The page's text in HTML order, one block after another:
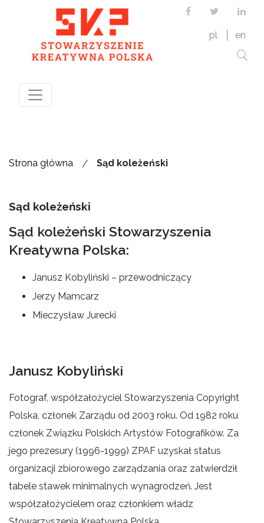
FacebookTwitter
pl en
Strona główna / Sąd koleżeński
Sąd koleżeński
Sąd koleżeński Stowarzyszenia
Kreatywna Polska:
Janusz Kobyliński – przewodniczący
Jerzy Mamcarz
Mieczysław Jurecki
Janusz Kobyliński
Fotograf, współzałożyciel Stowarzyszenia Copyright
Polska, członek Zarządu od 2003 roku. Od 1982 roku
członek Związku Polskich Artystów Fotografików. Za
jego prezesury (1996-1999) ZPAF uzyskał status
organizacji zbiorowego zarządzania oraz zatwierdził
tabele stawek minimalnych wynagrodzeń. Jest
współzałożycielem oraz członkiem władz